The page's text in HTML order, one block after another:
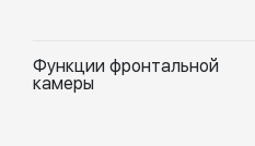
Функции фронтальной
камеры